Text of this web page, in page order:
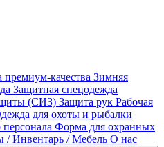
качества Зимняя
Защитная спецодежда
(СИЗ) Защита рук Рабочая
для охоты и рыбалки
Форма для охранных
/ Инвентарь / Мебель О нас